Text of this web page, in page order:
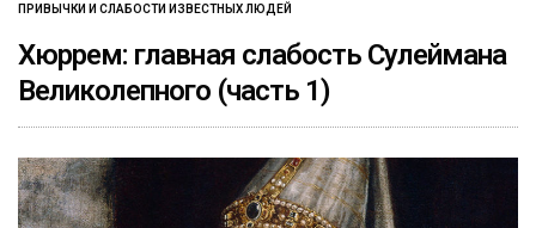
ПРИВЫЧКИ И СЛАБОСТИ ИЗВЕСТНЫХ ЛЮДЕЙ
Хюррем: главная слабость Сулеймана
Великолепного (часть 1)